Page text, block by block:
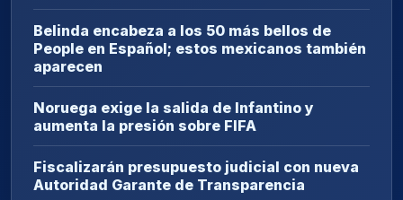
Belinda encabeza a los 50 más bellos de
People en Español; estos mexicanos también
aparecen
Noruega exige la salida de Infantino y
aumenta la presión sobre FIFA
Fiscalizarán presupuesto judicial con nueva
Autoridad Garante de Transparencia